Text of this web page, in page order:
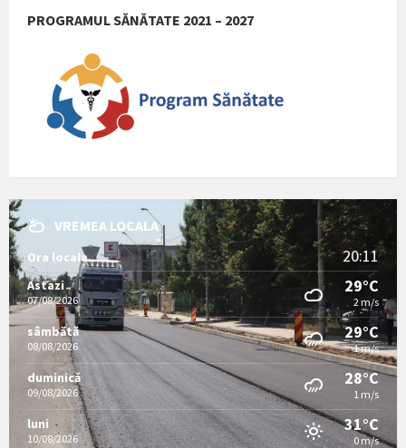
PROGRAMUL SĂNĂTATE 2021 – 2027
VREMEA LOCALA
Ora locala 20:11
Astazi
07/08/2026
29°C
2 m/s
sâmbătă
08/08/2026
29°C
1 m/s
duminică
09/08/2026
28°C
1 m/s
luni
10/08/2026
31°C
0 m/s